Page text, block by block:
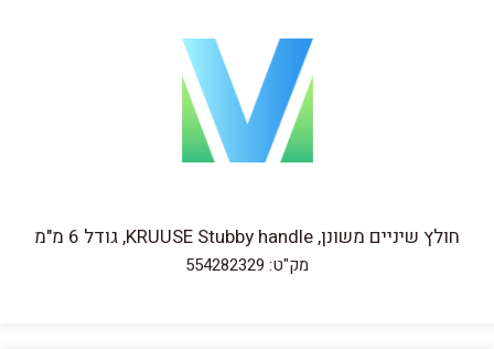
חולץ שיניים משונן, KRUUSE Stubby handle, גודל 6 מ"מ
מק"ט: 554282329